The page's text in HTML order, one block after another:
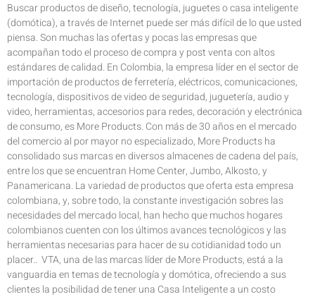
Buscar productos de diseño, tecnología, juguetes o casa inteligente
(domótica), a través de Internet puede ser más difícil de lo que usted
piensa. Son muchas las ofertas y pocas las empresas que
acompañan todo el proceso de compra y post venta con altos
estándares de calidad. En Colombia, la empresa líder en el sector de
importación de productos de ferretería, eléctricos, comunicaciones,
tecnología, dispositivos de video de seguridad, juguetería, audio y
video, herramientas, accesorios para redes, decoración y electrónica
de consumo, es More Products. Con más de 30 años en el mercado
del comercio al por mayor no especializado, More Products ha
consolidado sus marcas en diversos almacenes de cadena del país,
entre los que se encuentran Home Center, Jumbo, Alkosto, y
Panamericana. La variedad de productos que oferta esta empresa
colombiana, y, sobre todo, la constante investigación sobres las
necesidades del mercado local, han hecho que muchos hogares
colombianos cuenten con los últimos avances tecnológicos y las
herramientas necesarias para hacer de su cotidianidad todo un
placer.. VTA, una de las marcas líder de More Products, está a la
vanguardia en temas de tecnología y domótica, ofreciendo a sus
clientes la posibilidad de tener una Casa Inteligente a un costo